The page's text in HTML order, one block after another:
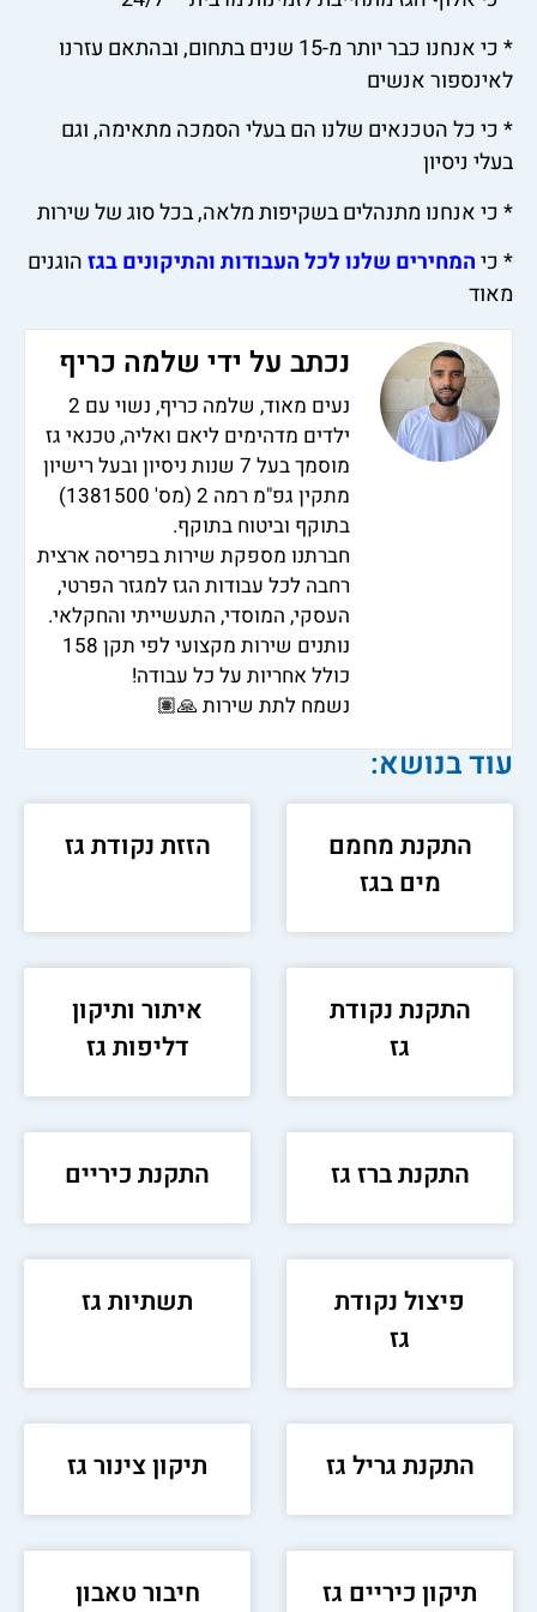
* כי אנחנו כבר יותר מ-15 שנים בתחום, ובהתאם עזרנו
לאינספור אנשים
* כי כל הטכנאים שלנו הם בעלי הסמכה מתאימה, וגם
בעלי ניסיון
* כי אנחנו מתנהלים בשקיפות מלאה, בכל סוג של שירות
* כיהמחירים שלנו לכל העבודות והתיקונים בגזהוגנים
מאוד
נכתב על ידי שלמה כריף
נעים מאוד, שלמה כריף, נשוי עם 2
ילדים מדהימים ליאם ואליה, טכנאי גז
מוסמך בעל 7 שנות ניסיון ובעל רישיון
מתקין גפ"מ רמה 2 (מס' 1381500)
בתוקף וביטוח בתוקף.
חברתנו מספקת שירות בפריסה ארצית
רחבה לכל עבודות הגז למגזר הפרטי,
העסקי, המוסדי, התעשייתי והחקלאי.
נותנים שירות מקצועי לפי תקן 158
כולל אחריות על כל עבודה!
נשמח לתת שירות 🙏🏽
עוד בנושא:
התקנת מחמם
מים בגז
הזזת נקודת גז
התקנת נקודת
גז
איתור ותיקון
דליפות גז
התקנת ברז גז התקנת כיריים
פיצול נקודת
גז
תשתיות גז
התקנת גריל גז תיקון צינור גז
תיקון כיריים גז
חיבור טאבון